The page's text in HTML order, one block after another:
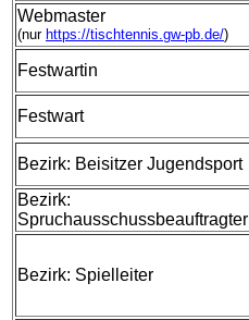
Webmaster
(nur https://tischtennis.gw-pb.de/)
Festwartin
Festwart
Bezirk: Beisitzer Jugendsport
Bezirk:
Spruchausschussbeauftragter
Bezirk: Spielleiter